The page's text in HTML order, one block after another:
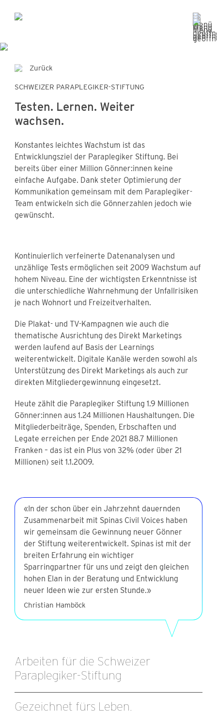
SCHWEIZER PARAPLEGIKER-STIFTUNG
Testen. Lernen. Weiter
wachsen.
Konstantes leichtes Wachstum ist das
Entwicklungsziel der Paraplegiker Stiftung. Bei
bereits über einer Million Gönner:innen keine
einfache Aufgabe. Dank steter Optimierung der
Kommunikation gemeinsam mit dem Paraplegiker-
Team entwickeln sich die Gönnerzahlen jedoch wie
gewünscht.
Zurück
Kontinuierlich verfeinerte Datenanalysen und
unzählige Tests ermöglichen seit 2009 Wachstum auf
hohem Niveau. Eine der wichtigsten Erkenntnisse ist
die unterschiedliche Wahrnehmung der Unfallrisiken
je nach Wohnort und Freizeitverhalten.
Die Plakat- und TV-Kampagnen wie auch die
thematische Ausrichtung des Direkt Marketings
werden laufend auf Basis der Learnings
weiterentwickelt. Digitale Kanäle werden sowohl als
Unterstützung des Direkt Marketings als auch zur
direkten Mitgliedergewinnung eingesetzt.
Heute zählt die Paraplegiker Stiftung 1.9 Millionen
Gönner:innen aus 1.24 Millionen Haushaltungen. Die
Mitgliederbeiträge, Spenden, Erbschaften und
Legate erreichen per Ende 2021 88.7 Millionen
Franken – das ist ein Plus von 32% (oder über 21
Millionen) seit 1.1.2009.
«In der schon über ein Jahrzehnt dauernden
Zusammenarbeit mit Spinas Civil Voices haben
wir gemeinsam die Gewinnung neuer Gönner
der Stiftung weiterentwickelt. Spinas ist mit der
breiten Erfahrung ein wichtiger
Sparringpartner für uns und zeigt den gleichen
hohen Elan in der Beratung und Entwicklung
neuer Ideen wie zur ersten Stunde.»
Christian Hamböck
Arbeiten für die Schweizer
Paraplegiker-Stiftung
Gezeichnet fürs Leben.